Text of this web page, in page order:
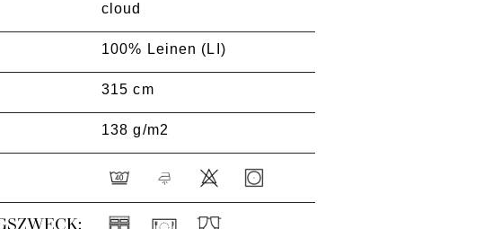
cloud
100% Leinen (LI)
315 cm
138 g/m2